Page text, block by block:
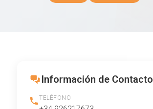
Información de Contacto
TELÉFONO